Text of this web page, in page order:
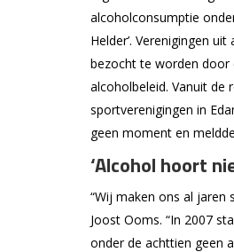
alcoholconsumptie
Helder’. Verenigingen
bezocht te worden door
alcoholbeleid. Vanuit de
sportverenigingen in
geen moment en
‘Alcohol hoort
“Wij maken ons al
Joost Ooms. “In 2007
onder de achttien geen